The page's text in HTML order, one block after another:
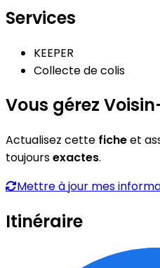
Services
KEEPER
Collecte de colis
Vous gérez
Actualisez cette ficheet
toujoursexactes.
Mettre à jour mes
Itinéraire